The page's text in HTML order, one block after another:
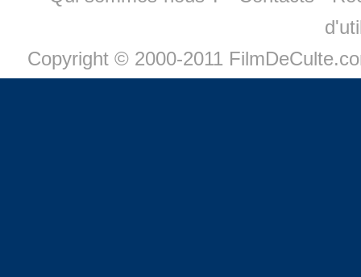
Copyright © 2000-2011